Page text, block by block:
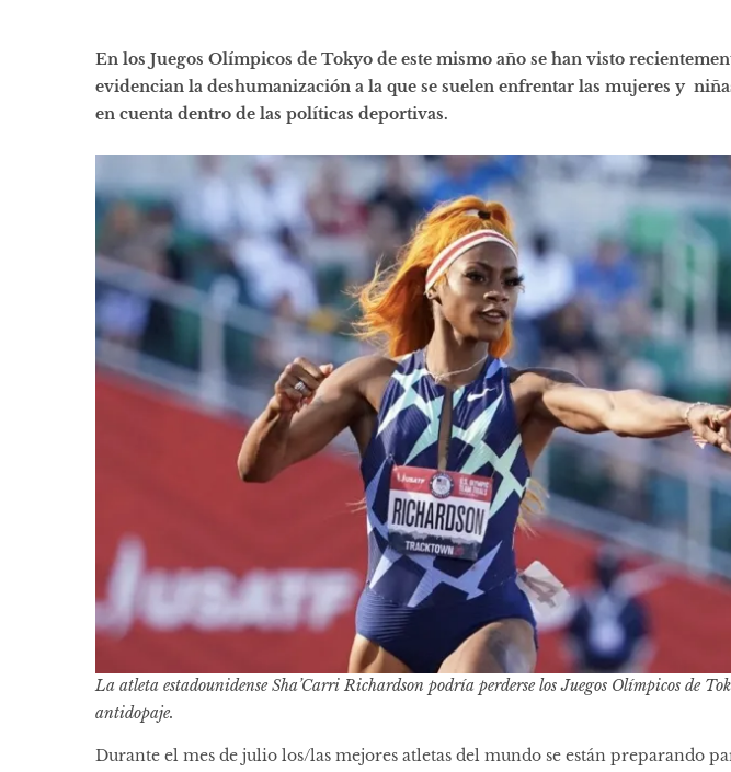
En los Juegos Olímpicos de Tokyo de este mismo año se han visto
evidencian la deshumanización a la que se suelen enfrentar las mujeres y
en cuenta dentro de las políticas deportivas.
La atleta estadounidense Sha’Carri Richardson podría perderse los Juegos Olímpicos de
antidopaje.
Durante el mes de julio los/las mejores atletas del mundo se están preparando